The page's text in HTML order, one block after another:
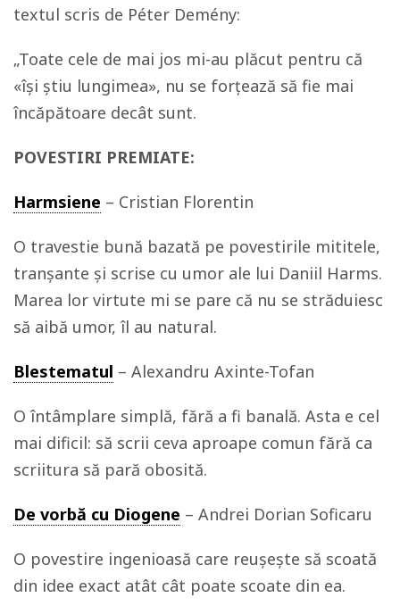
textul scris de Péter Demény:
„Toate cele de mai jos mi-au plăcut pentru că
«își știu lungimea», nu se forțează să fie mai
încăpătoare decât sunt.
POVESTIRI PREMIATE:
Harmsiene – Cristian Florentin
O travestie bună bazată pe povestirile mititele,
tranșante și scrise cu umor ale lui Daniil Harms.
Marea lor virtute mi se pare că nu se străduiesc
să aibă umor, îl au natural.
Blestematul – Alexandru Axinte-Tofan
O întâmplare simplă, fără a fi banală. Asta e cel
mai dificil: să scrii ceva aproape comun fără ca
scriitura să pară obosită.
De vorbă cu Diogene – Andrei Dorian Soficaru
O povestire ingenioasă care reușește să scoată
din idee exact atât cât poate scoate din ea.